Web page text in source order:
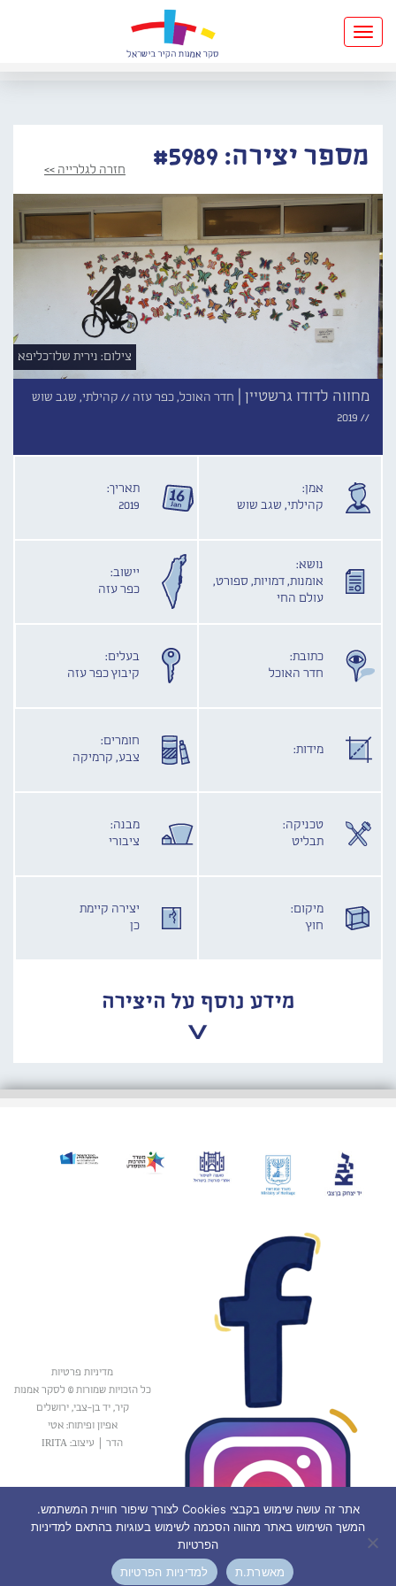
Toggle
navigation
מספר יצירה: #5989 חזרה לגלרייה >>
צילום: נירית שלו־כליפא
מחווה לדודו גרשטיין | חדר האוכל, כפר עזה // קהילתי, שגב שוש
//
2019
אמן:
קהילתי, שגב שוש
תאריך:
2019
נושא:
אומנות, דמויות, ספורט,
עולם החי
יישוב:
כפר עזה
כתובת:
חדר האוכל
בעלים:
קיבוץ כפר עזה
מידות:
חומרים:
צבע, קרמיקה
טכניקה:
תבליט
מבנה:
ציבורי
מיקום:
חוץ
יצירה קיימת
כן
מידע נוסף על היצירה
מדיניות פרטיות
כל הזכויות שמורות © לסקר אמנות
קיר, יד בן-צבי, ירושלים
אפיון ופיתוח: אטי
הדר
עיצוב: IRITA
אתר זה עושה שימוש בקבצי Cookies לצורך שיפור חוויית המשתמש.
המשך השימוש באתר מהווה הסכמה לשימוש בעוגיות בהתאם למדיניות
הפרטיות
מאשרת.ת
למדיניות הפרטיות